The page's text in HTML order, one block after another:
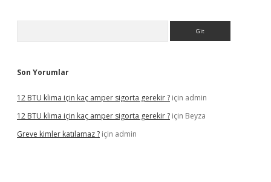
Son Yorumlar
12 BTU klima için kaç amper sigorta gerekir ? için admin
12 BTU klima için kaç amper sigorta gerekir ? için Beyza
Greve kimler katılamaz ? için admin